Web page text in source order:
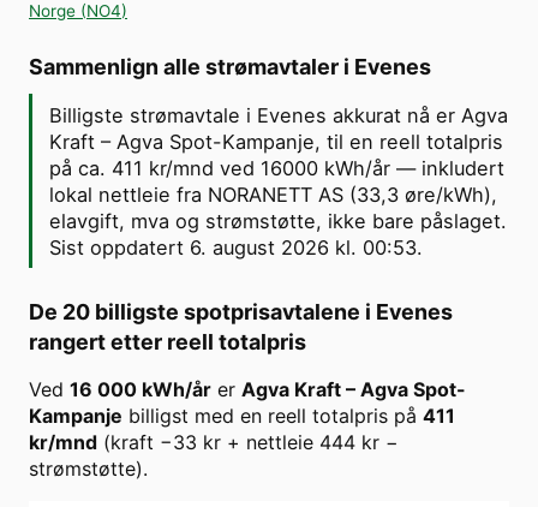
Norge (NO4)
Sammenlign alle strømavtaler i Evenes
Billigste strømavtale i Evenes akkurat nå er Agva
Kraft – Agva Spot-Kampanje, til en reell totalpris
på ca. 411 kr/mnd ved 16000 kWh/år — inkludert
lokal nettleie fra NORANETT AS (33,3 øre/kWh),
elavgift, mva og strømstøtte, ikke bare påslaget.
Sist oppdatert 6. august 2026 kl. 00:53.
De 20 billigste spotprisavtalene i Evenes
rangert etter reell totalpris
Ved 16 000 kWh/år er Agva Kraft – Agva Spot-
Kampanje billigst med en reell totalpris på 411
kr/mnd (kraft −33 kr + nettleie 444 kr −
strømstøtte).